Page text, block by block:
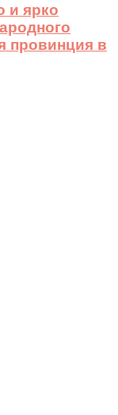
и ярко
провинция в